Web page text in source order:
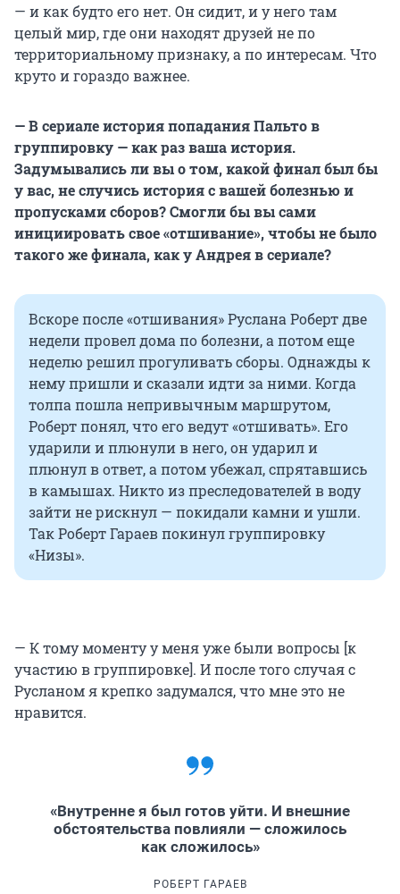
— и как будто его нет. Он сидит, и у него там
целый мир, где они находят друзей не по
территориальному признаку, а по интересам. Что
круто и гораздо важнее.
— В сериале история попадания Пальто в
группировку — как раз ваша история.
Задумывались ли вы о том, какой финал был бы
у вас, не случись история с вашей болезнью и
пропусками сборов? Смогли бы вы сами
инициировать свое «отшивание», чтобы не было
такого же финала, как у Андрея в сериале?
Вскоре после «отшивания» Руслана Роберт две
недели провел дома по болезни, а потом еще
неделю решил прогуливать сборы. Однажды к
нему пришли и сказали идти за ними. Когда
толпа пошла непривычным маршрутом,
Роберт понял, что его ведут «отшивать». Его
ударили и плюнули в него, он ударил и
плюнул в ответ, а потом убежал, спрятавшись
в камышах. Никто из преследователей в воду
зайти не рискнул — покидали камни и ушли.
Так Роберт Гараев покинул группировку
«Низы».
— К тому моменту у меня уже были вопросы [к
участию в группировке]. И после того случая с
Русланом я крепко задумался, что мне это не
нравится.
«Внутренне я был готов уйти. И внешние
обстоятельства повлияли — сложилось
как сложилось»
РОБЕРТ ГАРАЕВ